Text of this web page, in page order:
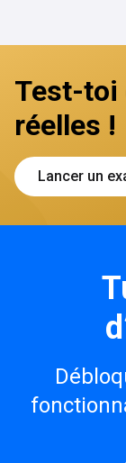
Test-toi
réelles !
Lancer un